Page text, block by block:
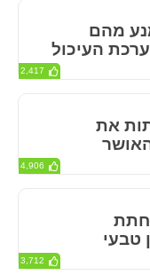
מהם
העיכול
2,417
את
4,906
טבעי
3,712